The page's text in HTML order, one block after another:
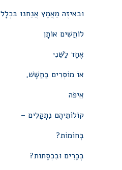
וּבְאֵיזֶה מַאֲמָץ אֲנַחְנוּ בִּכְלָל
לוֹחֲשִׁים אוֹתָן
אֶחָד לַשֵּׁנִי
אוֹ מוֹסְרִים בַּחֲשָׁשׁ,
אֵיפֹה
קוֹלוֹתֵיהֶם נִתְקָלִים –
בְּחוֹמוֹת?
בְּכָרִים וּבִכְסָתוֹת?